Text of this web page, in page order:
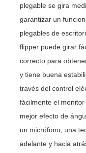
plegable se gira
garantizar un
plegables de
flipper puede girar
correcto para
y tiene buena
través del control
fácilmente el
mejor efecto de
un micrófono, una
adelante y hacia